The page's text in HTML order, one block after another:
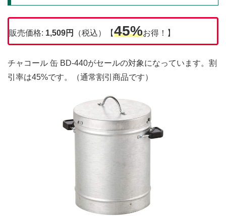
販売価格: 1,509円 （税込）【45%お得！】
チャコール 缶 BD-440がセールの対象になっています。割
引率は45%です。（通常割引商品です）